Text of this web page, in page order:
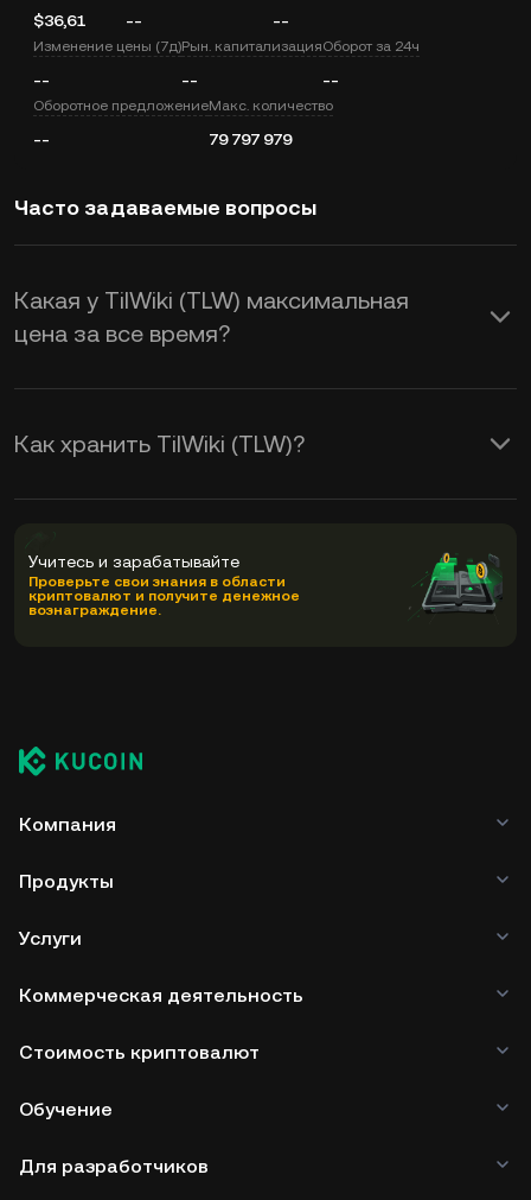
$36,61 -- --
Изменение цены (7д)
--
Рын. капитализация
--
Оборот за 24ч
--
Оборотное предложение
--
Макс. количество
79 797 979
Часто задаваемые вопросы
Какая у TilWiki (TLW) максимальная
цена за все время?
Как хранить TilWiki (TLW)?
Учитесь и зарабатывайте
Проверьте свои знания в области
криптовалют и получите денежное
вознаграждение.
Компания
Продукты
Услуги
Коммерческая деятельность
Стоимость криптовалют
Обучение
Для разработчиков